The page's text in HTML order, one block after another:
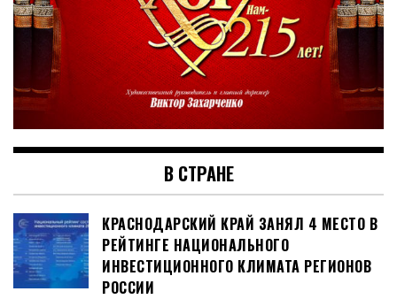
В СТРАНЕ
КРАСНОДАРСКИЙ КРАЙ ЗАНЯЛ 4 МЕСТО В
РЕЙТИНГЕ НАЦИОНАЛЬНОГО
ИНВЕСТИЦИОННОГО КЛИМАТА РЕГИОНОВ
РОССИИ